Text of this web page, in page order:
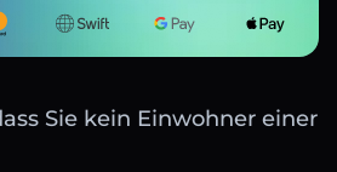
Sie kein Einwohner einer